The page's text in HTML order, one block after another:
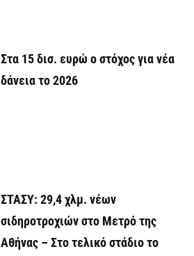
Στα 15 δισ. ευρώ ο στόχος για νέα
δάνεια το 2026
ΣΤΑΣΥ: 29,4 χλμ. νέων
σιδηροτροχιών στο Μετρό της
Αθήνας – Στο τελικό στάδιο το